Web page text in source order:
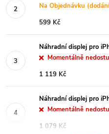
Na Objednávku
599 Kč
Náhradní displej pro
Momentálně
1 119 Kč
Náhradní displej pro
Momentálně
1 079 Kč